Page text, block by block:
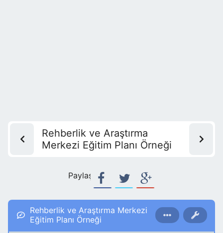
Rehberlik ve Araştırma
Merkezi Eğitim Planı Örneği
Paylaş:
Rehberlik ve Araştırma Merkezi
Eğitim Planı Örneği